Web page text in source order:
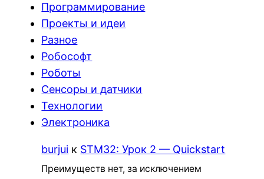
Программирование
Проекты и идеи
Разное
Робософт
Роботы
Сенсоры и датчики
Технологии
Электроника
burjui к STM32: Урок 2 — Quickstart
Преимуществ нет, за исключением